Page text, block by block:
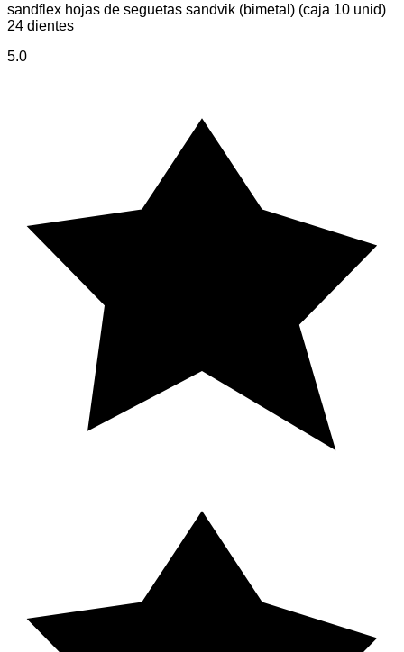
sandflex hojas de seguetas sandvik (bimetal) (caja 10 unid)
24 dientes
5.0